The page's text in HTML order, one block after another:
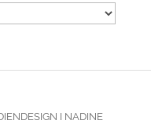
I NADINE